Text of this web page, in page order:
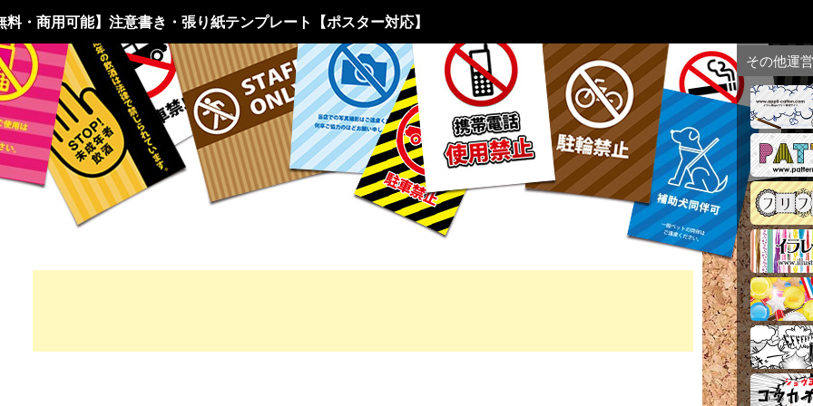
料・商用可能】注意書き・張り紙テンプレート【ポスター対応】
その他運